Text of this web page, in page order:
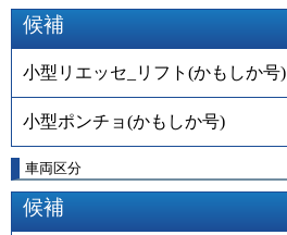
候補
小型リエッセ_リフト(かもしか号)
小型ポンチョ(かもしか号)
車両区分
候補